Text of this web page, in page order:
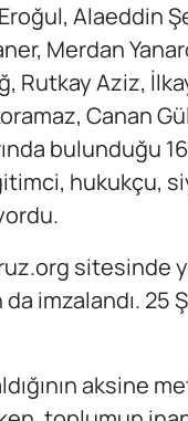
Alaeddin
Merdan
Rutkay Aziz,
Canan
bulunduğu
hukukçu,
sitesinde
imzalandı. 25
aksine